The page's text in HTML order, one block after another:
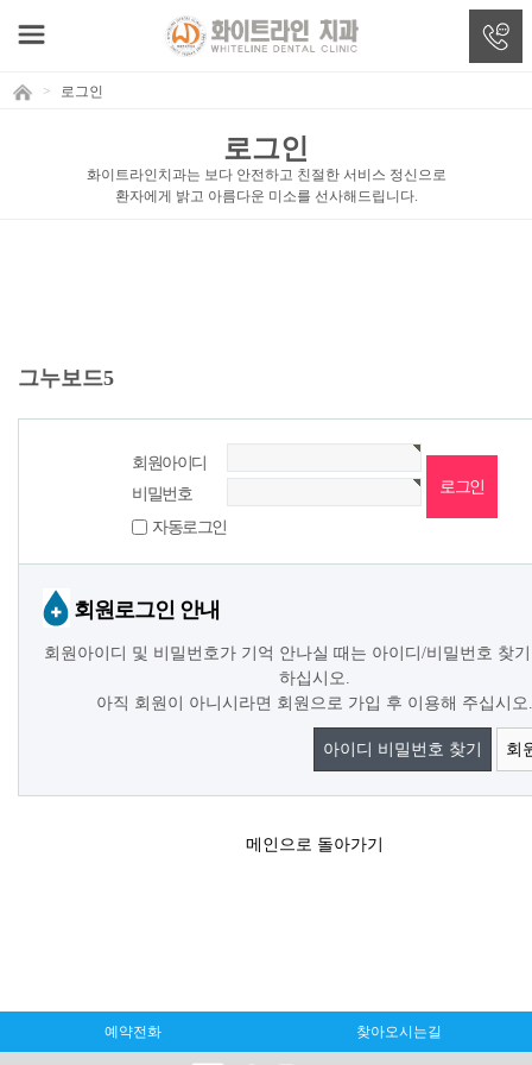
> 로그인
로그인
화이트라인치과는 보다 안전하고 친절한 서비스 정신으로
환자에게 밝고 아름다운 미소를 선사해드립니다.
그누보드5
회원아이디
비밀번호
자동로그인
회원로그인 안내
회원아이디 및 비밀번호가 기억 안나실 때는 아이디/비밀번호 찾
하십시오.
아직 회원이 아니시라면 회원으로 가입 후 이용해 주십시오.
아이디 비밀번호 찾기 회
메인으로 돌아가기
예약전화 찾아오시는길